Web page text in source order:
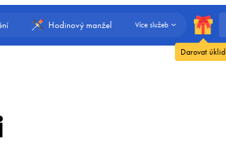
Hodinový manžel Více služeb
Darovat úklid